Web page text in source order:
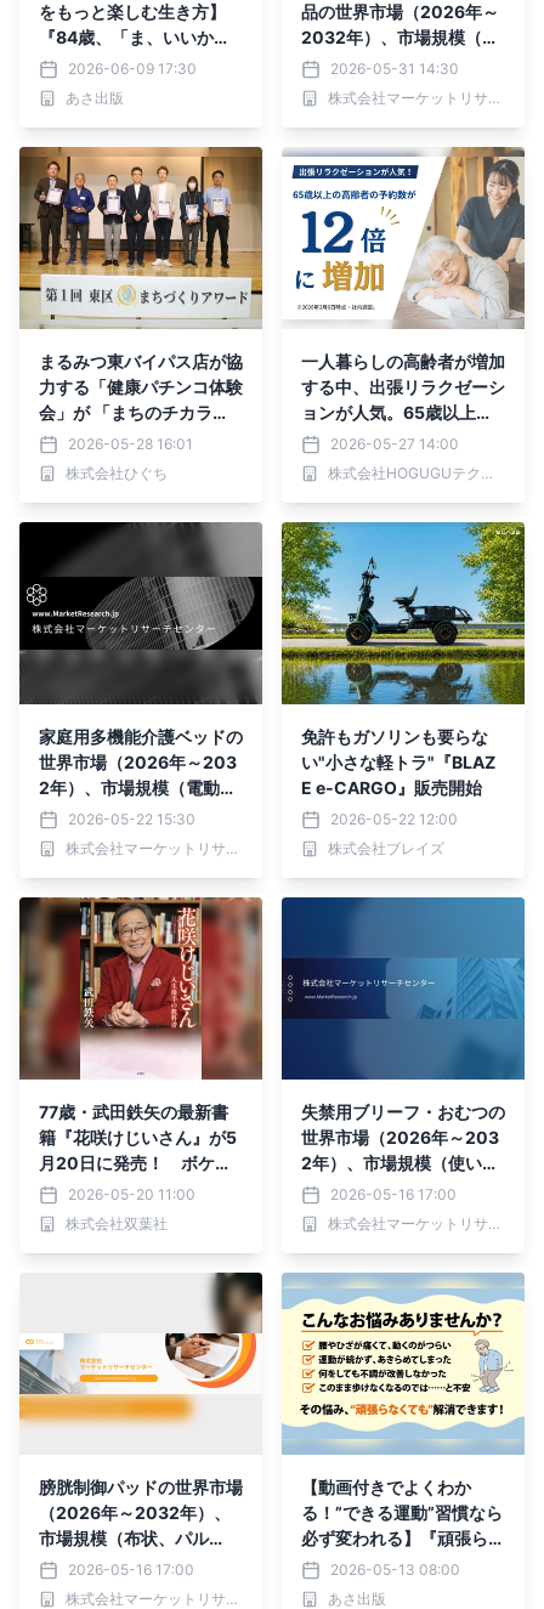
をもっと楽しむ生き方】
『84歳、「ま、いいか」
で人生うまくいく』2026
年6月10日（水）刊行
2026-06-09 17:30
あさ出版
品の世界市場（2026年～
2032年）、市場規模（粉
末、液体、その他）・分析
レポートを発表
2026-05-31 14:30
株式会社マーケットリサーチセンター
まるみつ東バイパス店が協
力する「健康パチンコ体験
会」が 「まちのチカラ
賞」を受賞
2026-05-28 16:01
株式会社ひぐち
一人暮らしの高齢者が増加
する中、出張リラクゼーシ
ョンが人気。65歳以上の
高齢者の予約数が3年で約
12倍に増加
2026-05-27 14:00
株式会社HOGUGUテクノロジーズ
家庭用多機能介護ベッドの
世界市場（2026年～203
2年）、市場規模（電動
式、手動式）・分析レポー
トを発表
2026-05-22 15:30
株式会社マーケットリサーチセンター
免許もガソリンも要らな
い"小さな軽トラ"『BLAZ
E e-CARGO』販売開始
2026-05-22 12:00
株式会社ブレイズ
77歳・武田鉄矢の最新書
籍『花咲けじいさん』が5
月20日に発売！ ボケも
孤独も夫婦関係も…人生を
軽やかにする“老いの教科
書”
2026-05-20 11:00
株式会社双葉社
失禁用ブリーフ・おむつの
世界市場（2026年～203
2年）、市場規模（使い捨
て、再利用）・分析レポー
トを発表
2026-05-16 17:00
株式会社マーケットリサーチセンター
膀胱制御パッドの世界市場
（2026年～2032年）、
市場規模（布状、パル
プ）・分析レポートを発表
2026-05-16 17:00
株式会社マーケットリサーチセンター
【動画付きでよくわか
る！”できる運動”習慣なら
必ず変われる】『頑張らな
い運動術』2026年5月19
日（火）刊行
2026-05-13 08:00
あさ出版